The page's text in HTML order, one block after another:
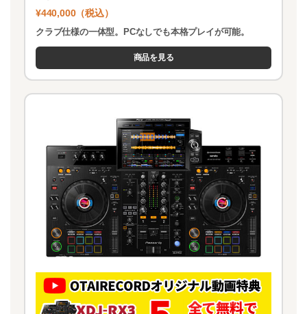
¥440,000（税込）
クラブ仕様の一体型。PCなしでも本格プレイが可能。
商品を見る